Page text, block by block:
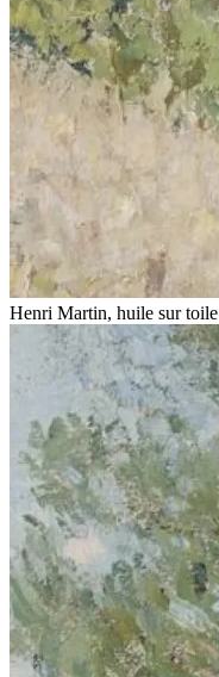
Henri Martin, huile sur toile